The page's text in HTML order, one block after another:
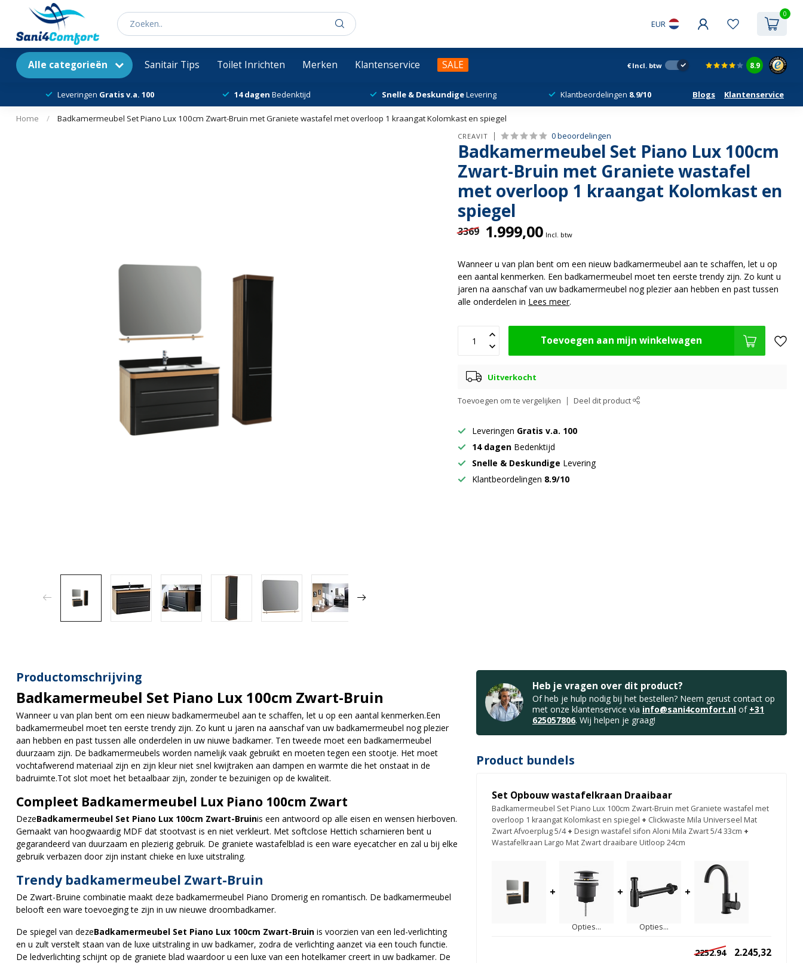
EUR
0
Alle categorieën Sanitair Tips Toilet Inrichten Merken Klantenservice SALE € Incl. btw 8.9
Leveringen Gratis v.a. 100 14 dagen Bedenktijd Snelle & DeskundigeLevering Klantbeordelingen 8.9/10 Blogs Klantenservice
Home / Badkamermeubel Set Piano Lux 100cm Zwart-Bruin met Graniete wastafel met overloop 1 kraangat Kolomkast en spiegel
CREAVIT 0 beoordelingen
Badkamermeubel Set Piano Lux 100cm
Zwart-Bruin met Graniete wastafel
met overloop 1 kraangat Kolomkast en
spiegel
3369 1.999,00 Incl. btw
Wanneer u van plan bent om een nieuw badkamermeubel aan te schaffen, let u op
een aantal kenmerken. Een badkamermeubel moet ten eerste trendy zijn. Zo kunt u
jaren na aanschaf van uw badkamermeubel nog plezier aan hebben en past tussen
alle onderdelen in Lees meer.
Toevoegen aan mijn winkelwagen
Uitverkocht
Toevoegen om te vergelijken Deel dit product
Leveringen Gratis v.a. 100
14 dagen Bedenktijd
Snelle & Deskundige Levering
Klantbeordelingen 8.9/10
Productomschrijving
Badkamermeubel Set Piano Lux 100cm Zwart-Bruin
Wanneer u van plan bent om een nieuw badkamermeubel aan te schaffen, let u op een aantal kenmerken.Een
badkamermeubel moet ten eerste trendy zijn. Zo kunt u jaren na aanschaf van uw badkamermeubel nog plezier
aan hebben en past tussen alle onderdelen in uw niuwe badkamer. Ten tweede moet een badkamermeubel
duurzaam zijn. De badkamermeubels worden namelijk vaak gebruikt en moeten tegen een stootje. Het moet
vochtafwerend materiaal zijn en zijn kleur niet snel kwijtraken aan dampen en warmte die het onstaat in de
badruimte.Tot slot moet het betaalbaar zijn, zonder te bezuinigen op de kwaliteit.
Compleet Badkamermeubel Lux Piano 100cm Zwart
DezeBadkamermeubel Set Piano Lux 100cm Zwart-Bruinis een antwoord op alle eisen en wensen hierboven.
Gemaakt van hoogwaardig MDF dat stootvast is en niet verkleurt. Met softclose Hettich scharnieren bent u
gegarandeerd van duurzaam en plezierig gebruik. De graniete wastafelblad is een ware eyecatcher en zal u bij elke
gebruik verbazen door zijn instant chieke en luxe uitstraling.
Trendy badkamermeubel Zwart-Bruin
De Zwart-Bruine combinatie maakt deze badkamermeubel Piano Dromerig en romantisch. De badkamermeubel
belooft een ware toevoeging te zijn in uw nieuwe droombadkamer.
De spiegel van dezeBadkamermeubel Set Piano Lux 100cm Zwart-Bruin is voorzien van een led-verlichting
en u zult verstelt staan van de luxe uitstraling in uw badkamer, zodra de verlichting aanzet via een touch functie.
De ledverlichting schijnt op de graniete blad waardoor u een luxe van een hotelkamer creert in uw badkamer. De
Heb je vragen over dit product?
Of heb je hulp nodig bij het bestellen? Neem gerust contact op
met onze klantenservice via info@sani4comfort.nl of +31
625057806. Wij helpen je graag!
Product bundels
Set Opbouw wastafelkraan Draaibaar
Badkamermeubel Set Piano Lux 100cm Zwart-Bruin met Graniete wastafel met
overloop 1 kraangat Kolomkast en spiegel + Clickwaste Mila Universeel Mat
Zwart Afvoerplug 5/4 + Design wastafel sifon Aloni Mila Zwart 5/4 33cm +
Wastafelkraan Largo Mat Zwart draaibare Uitloop 24cm
+
Opties...
+
Opties...
+
2252.94 2.245,32